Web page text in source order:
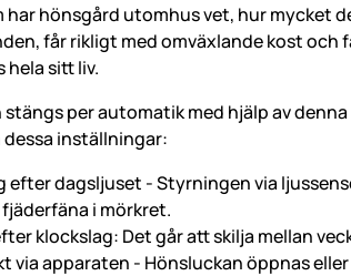
har hönsgård utomhus vet, hur mycket
får rikligt med omväxlande kost
hela sitt liv.
per automatik med hjälp av
inställningar:
efter dagsljuset - Styrningen via
i mörkret.
klockslag: Det går att skilja mellan
via apparaten - Hönsluckan öppnas